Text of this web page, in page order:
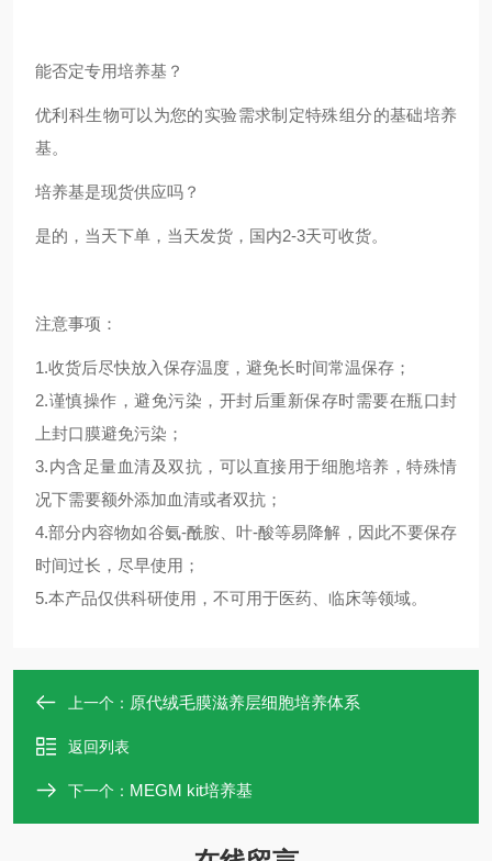
能否定专用培养基？
优利科生物可以为您的实验需求制定特殊组分的基础培养
基。
培养基是现货供应吗？
是的，当天下单，当天发货，国内2-3天可收货。
注意事项：
1.收货后尽快放入保存温度，避免长时间常温保存；
2.谨慎操作，避免污染，开封后重新保存时需要在瓶口封
上封口膜避免污染；
3.内含足量血清及双抗，可以直接用于细胞培养，特殊情
况下需要额外添加血清或者双抗；
4.部分内容物如谷氨-酰胺、叶-酸等易降解，因此不要保存
时间过长，尽早使用；
5.本产品仅供科研使用，不可用于医药、临床等领域。
上一个： 原代绒毛膜滋养层细胞培养体系
返回列表
下一个： MEGM kit培养基